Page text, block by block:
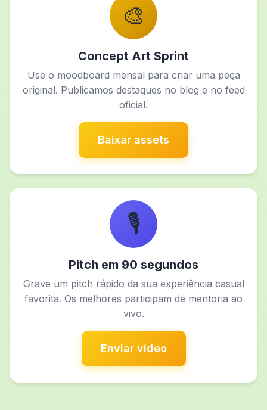
🎨
Concept Art Sprint
Use o moodboard mensal para criar uma peça
original. Publicamos destaques no blog e no feed
oficial.
Baixar assets
🎙️
Pitch em 90 segundos
Grave um pitch rápido da sua experiência casual
favorita. Os melhores participam de mentoria ao
vivo.
Enviar vídeo